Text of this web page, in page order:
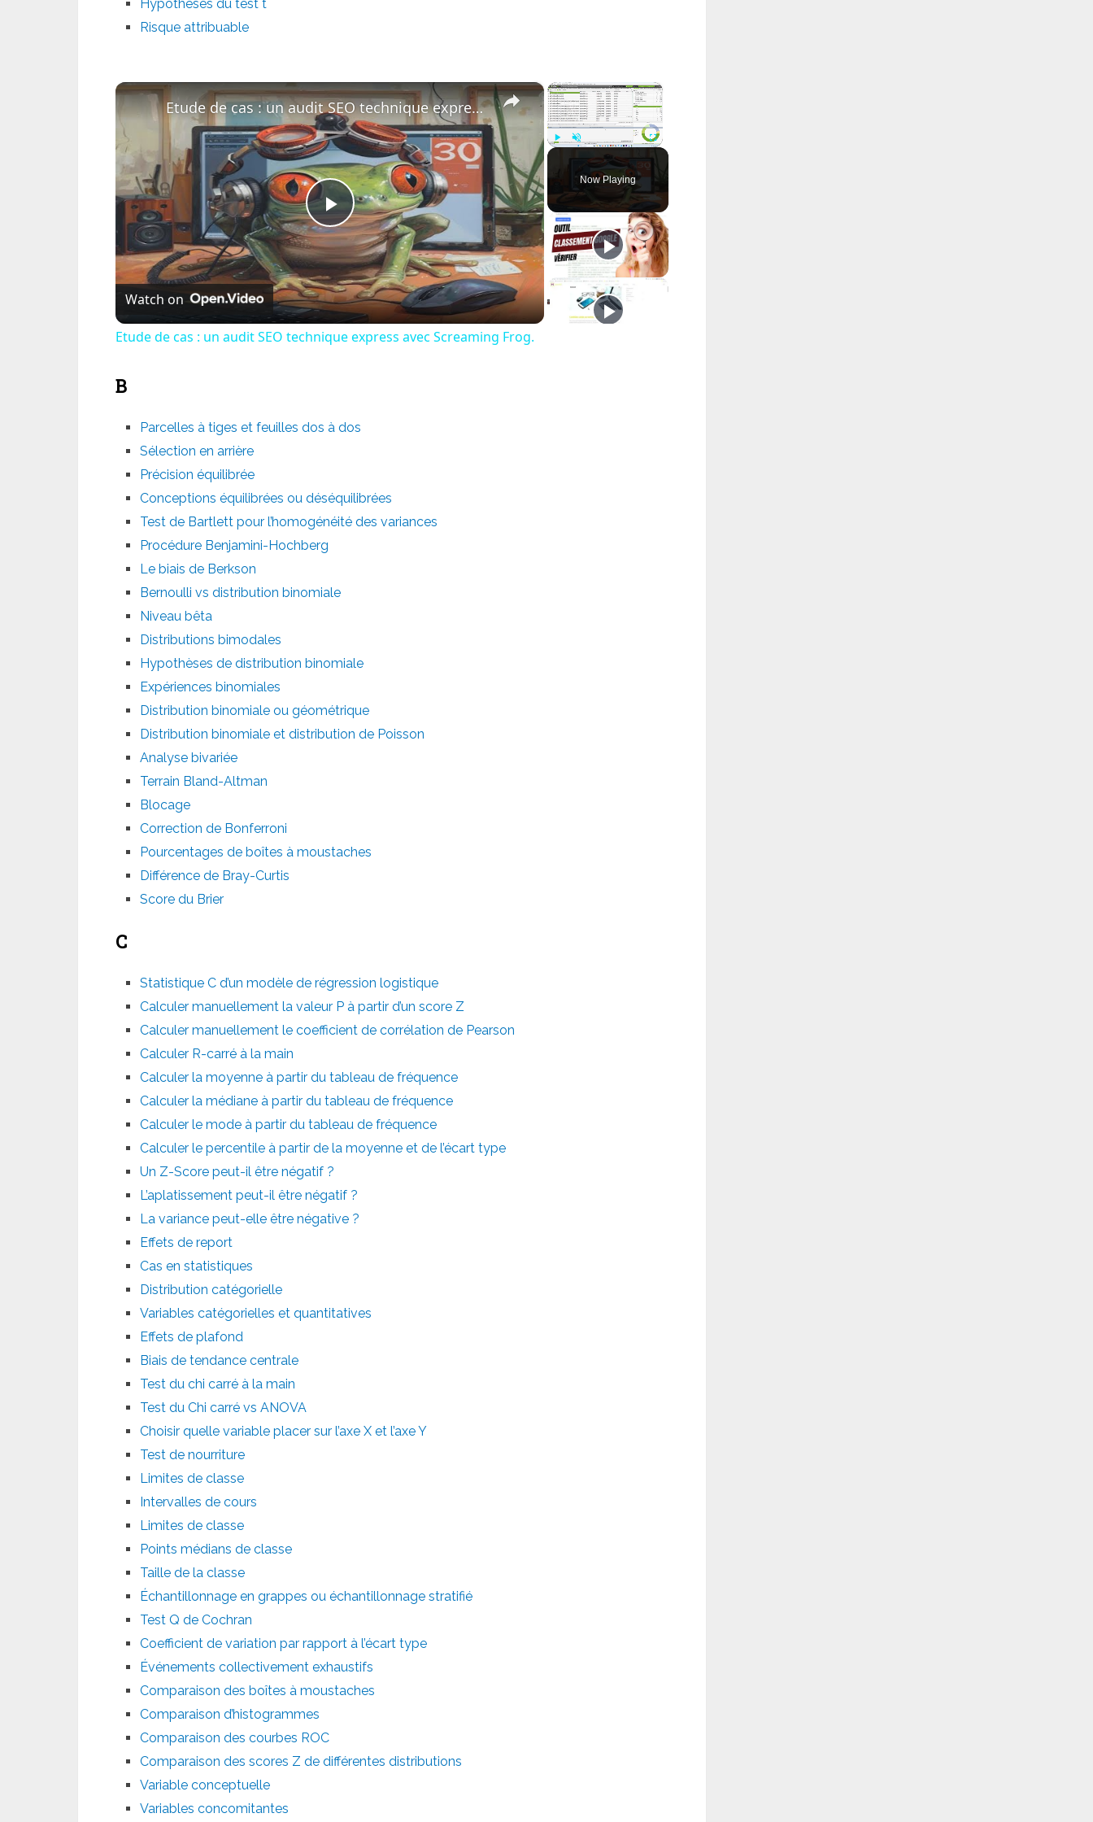
Hypothèses du test t
Risque attribuable
×
Fullscreen
Now Playing
×
Play
Video
Etude de cas : un audit SEO technique express avec Screaming Frog.
Watch on
Etude de cas : un audit SEO technique express avec Screaming Frog.
B
Parcelles à tiges et feuilles dos à dos
Sélection en arrière
Précision équilibrée
Conceptions équilibrées ou déséquilibrées
Test de Bartlett pour l’homogénéité des variances
Procédure Benjamini-Hochberg
Le biais de Berkson
Bernoulli vs distribution binomiale
Niveau bêta
Distributions bimodales
Hypothèses de distribution binomiale
Expériences binomiales
Distribution binomiale ou géométrique
Distribution binomiale et distribution de Poisson
Analyse bivariée
Terrain Bland-Altman
Blocage
Correction de Bonferroni
Pourcentages de boîtes à moustaches
Différence de Bray-Curtis
Score du Brier
C
Statistique C d’un modèle de régression logistique
Calculer manuellement la valeur P à partir d’un score Z
Calculer manuellement le coefficient de corrélation de Pearson
Calculer R-carré à la main
Calculer la moyenne à partir du tableau de fréquence
Calculer la médiane à partir du tableau de fréquence
Calculer le mode à partir du tableau de fréquence
Calculer le percentile à partir de la moyenne et de l’écart type
Un Z-Score peut-il être négatif ?
L’aplatissement peut-il être négatif ?
La variance peut-elle être négative ?
Effets de report
Cas en statistiques
Distribution catégorielle
Variables catégorielles et quantitatives
Effets de plafond
Biais de tendance centrale
Test du chi carré à la main
Test du Chi carré vs ANOVA
Choisir quelle variable placer sur l’axe X et l’axe Y
Test de nourriture
Limites de classe
Intervalles de cours
Limites de classe
Points médians de classe
Taille de la classe
Échantillonnage en grappes ou échantillonnage stratifié
Test Q de Cochran
Coefficient de variation par rapport à l’écart type
Événements collectivement exhaustifs
Comparaison des boîtes à moustaches
Comparaison d’histogrammes
Comparaison des courbes ROC
Comparaison des scores Z de différentes distributions
Variable conceptuelle
Variables concomitantes